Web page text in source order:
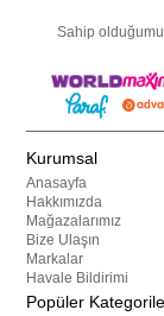
Sahip
Kurumsal
Anasayfa
Hakkımızda
Mağazalarımız
Bize Ulaşın
Markalar
Havale Bildirimi
Popüler